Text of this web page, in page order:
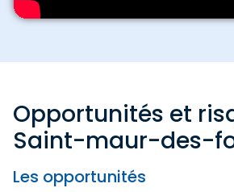
Opportunités et
Saint-maur-des-
Les opportunités